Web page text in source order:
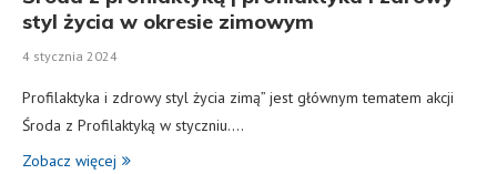
styl życia w okresie zimowym
4 stycznia 2024
Profilaktyka i zdrowy styl życia zimą” jest głównym tematem akcji
Środa z Profilaktyką w styczniu.…
Zobacz więcej